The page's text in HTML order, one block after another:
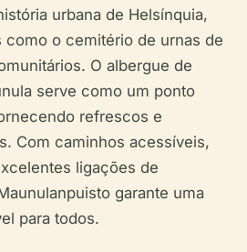
urbana de Helsínquia,
como o cemitério de urnas de
O albergue de
serve como um ponto
refrescos e
Com caminhos acessíveis,
ligações de
garante uma
para todos.